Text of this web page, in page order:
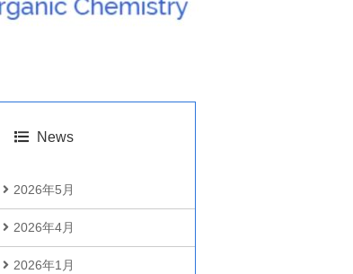
News
2026年5月
2026年4月
2026年1月